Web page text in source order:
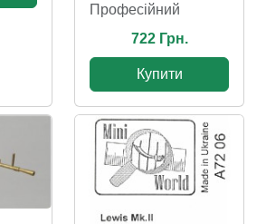
Професійний
722 Грн.
Купити